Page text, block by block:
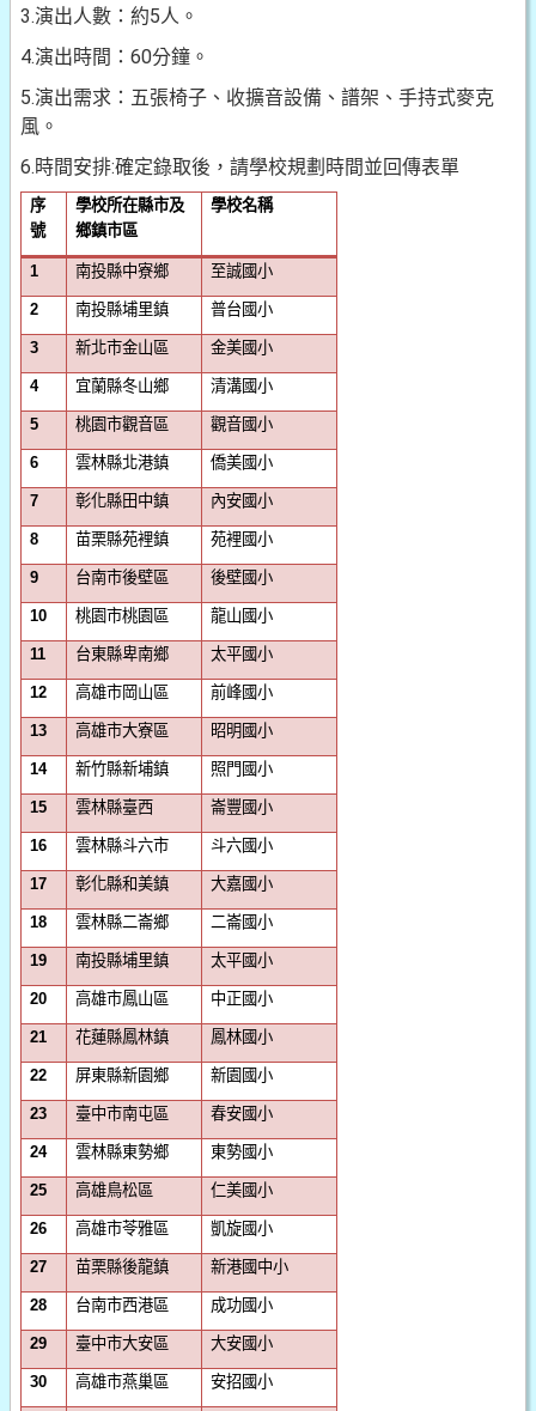
3.演出人數：約5人。
4.演出時間：60分鐘。
5.演出需求：五張椅子、收擴音設備、譜架、手持式麥克
風。
6.時間安排:確定錄取後，請學校規劃時間並回傳表單
序
號
學校所在縣市及
鄉鎮市區
學校名稱
1 南投縣中寮鄉 至誠國小
2 南投縣埔里鎮 普台國小
3 新北市金山區 金美國小
4 宜蘭縣冬山鄉 清溝國小
5 桃園市觀音區 觀音國小
6 雲林縣北港鎮 僑美國小
7 彰化縣田中鎮 內安國小
8 苗栗縣苑裡鎮 苑裡國小
9 台南市後壁區 後壁國小
10 桃園市桃園區 龍山國小
11 台東縣卑南鄉 太平國小
12 高雄市岡山區 前峰國小
13 高雄市大寮區 昭明國小
14 新竹縣新埔鎮 照門國小
15 雲林縣臺西 崙豐國小
16 雲林縣斗六市 斗六國小
17 彰化縣和美鎮 大嘉國小
18 雲林縣二崙鄉 二崙國小
19 南投縣埔里鎮 太平國小
20 高雄市鳳山區 中正國小
21 花蓮縣鳳林鎮 鳳林國小
22 屏東縣新園鄉 新園國小
23 臺中市南屯區 春安國小
24 雲林縣東勢鄉 東勢國小
25 高雄鳥松區 仁美國小
26 高雄市苓雅區 凱旋國小
27 苗栗縣後龍鎮 新港國中小
28 台南市西港區 成功國小
29 臺中市大安區 大安國小
30 高雄市燕巢區 安招國小